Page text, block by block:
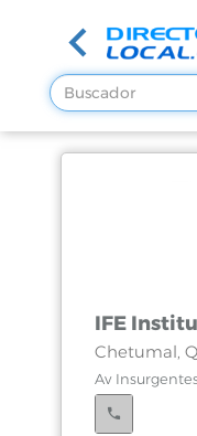
IFE
Chetumal,
Av